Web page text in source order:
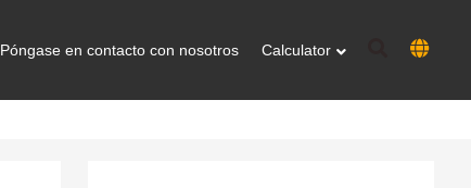
Póngase en contacto con nosotros Calculator